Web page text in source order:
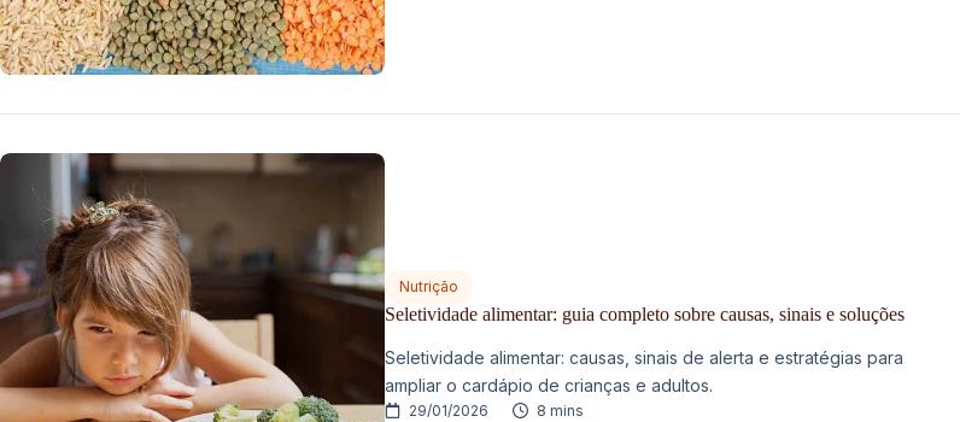
Nutrição
Seletividade alimentar: guia completo sobre causas, sinais e soluções
Seletividade alimentar: causas, sinais de alerta e estratégias para
ampliar o cardápio de crianças e adultos.
29/01/2026 8 mins